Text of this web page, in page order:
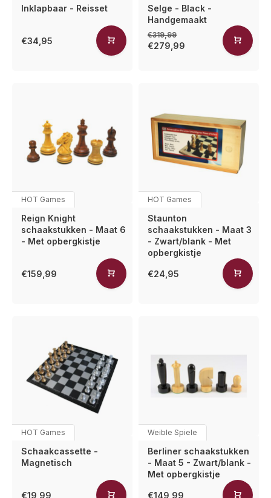
Inklapbaar - Reisset
€34,95
Selge - Black -
Handgemaakt
€319,99
€279,99
HOT Games
Reign Knight
schaakstukken - Maat 6
- Met opbergkistje
€159,99
HOT Games
Staunton
schaakstukken - Maat 3
- Zwart/blank - Met
opbergkistje
€24,95
HOT Games
Schaakcassette -
Magnetisch
€19,99
Weible Spiele
Berliner schaakstukken
- Maat 5 - Zwart/blank -
Met opbergkistje
€149,99